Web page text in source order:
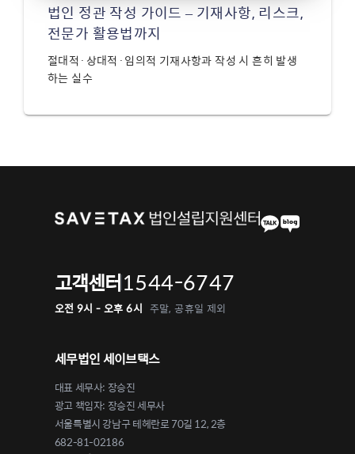
법인 정관 작성 가이드 – 기재사항, 리스크,
전문가 활용법까지
절대적·상대적·임의적 기재사항과 작성 시 흔히 발생
하는 실수
고객센터1544-6747
오전 9시 - 오후 6시 주말, 공휴일 제외
세무법인 세이브택스
대표 세무사: 장승진
광고 책임자: 장승진 세무사
서울특별시 강남구 테헤란로 70길 12, 2층
682-81-02186